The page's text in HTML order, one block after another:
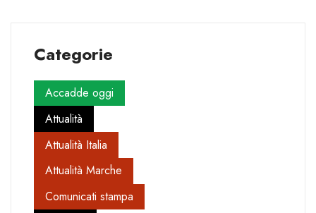
Categorie
Accadde oggi
Attualità
Attualità Italia
Attualità Marche
Comunicati stampa